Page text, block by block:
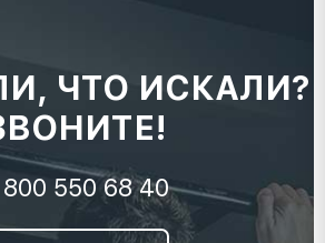
ЧТО ИСКАЛИ?
550 68 40